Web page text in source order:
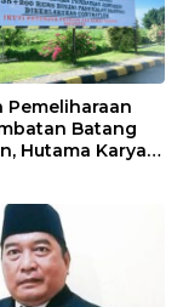
Pemeliharaan
Batang
Hutama Karya